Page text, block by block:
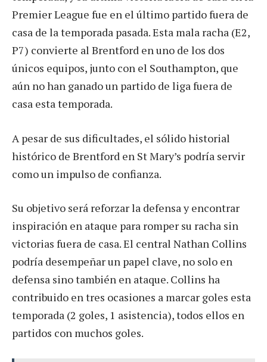
Premier League fue en el último partido fuera de
casa de la temporada pasada. Esta mala racha (E2,
P7) convierte al Brentford en uno de los dos
únicos equipos, junto con el Southampton, que
aún no han ganado un partido de liga fuera de
casa esta temporada.
A pesar de sus dificultades, el sólido historial
histórico de Brentford en St Mary’s podría servir
como un impulso de confianza.
Su objetivo será reforzar la defensa y encontrar
inspiración en ataque para romper su racha sin
victorias fuera de casa. El central Nathan Collins
podría desempeñar un papel clave, no solo en
defensa sino también en ataque. Collins ha
contribuido en tres ocasiones a marcar goles esta
temporada (2 goles, 1 asistencia), todos ellos en
partidos con muchos goles.